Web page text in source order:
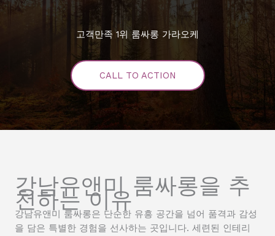
고객만족 1위 룸싸롱 가라오케
CALL TO ACTION
강남유앤미 룸싸롱을 추
천하는 이유
강남유앤미 룸싸롱은 단순한 유흥 공간을 넘어 품격과 감성
을 담은 특별한 경험을 선사하는 곳입니다. 세련된 인테리